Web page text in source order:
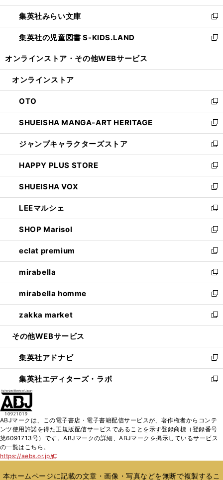
開
く
ウ
で
開
く
ン
ド
ウ
で
ウ
ィ
ン
ド
開
集英社みらい文庫
新
し
い
ン
ウ
で
開
く
集英社の児童図書 S-KIDS.LAND
新
ウ
ン
ド
ウ
で
開
く
オンラインストア・ その他WEBサービス
オンラインストア
OTO
新
し
い
ウ
ィ
ン
ド
ウ
で
開
く
SHUEISHA MANGA-ART HERITAGE
新
し
い
ウ
ィ
ン
ド
ウ
で
開
く
ジャンプキャラクターズストア
新
し
い
ウ
ィ
ン
ド
ウ
で
開
く
HAPPY PLUS STORE
新
し
い
ウ
ィ
ン
ド
ウ
で
開
く
SHUEISHA VOX
新
し
い
ウ
ィ
ン
ド
ウ
で
開
く
LEEマルシェ
新
し
い
ウ
ィ
ン
ド
ウ
で
開
く
SHOP Marisol
新
し
い
ウ
ィ
ン
ド
ウ
で
開
eclat premium
新
し
い
ウ
ィ
ン
ド
ウ
開
く
mirabella
新
し
い
ウ
ィ
ン
ウ
で
開
く
mirabella homme
新
し
い
ウ
ン
ド
ウ
で
zakka market
新
し
ウ
ィ
ン
ド
く
その他WEBサービス
集英社アドナビ
新
し
い
ド
ウ
で
集英社エディターズ・ラボ
新
ィ
ン
ド
開
ABJマークは、この電子書店・電子書籍配信サービスが、著作権者からコンテ
ンツ使用許諾を得た正規版配信サービスであることを示す登録商標（登録番号
第6091713号）です。ABJマークの詳細、ABJマークを掲示しているサービス
の一覧はこちら。
https://aebs.or.jp/
新
い
本ホームページに記載の文章・画像・写真などを無断で複製するこ